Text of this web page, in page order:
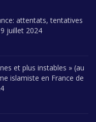
attentats, tentatives
juillet 2024
et plus instables » (au
islamiste en France de